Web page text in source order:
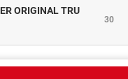
ORIGINAL TRU
30